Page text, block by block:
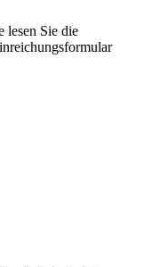
lesen Sie die